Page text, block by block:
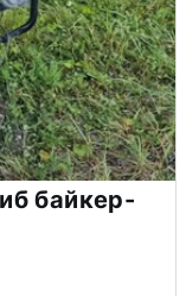
байкер-